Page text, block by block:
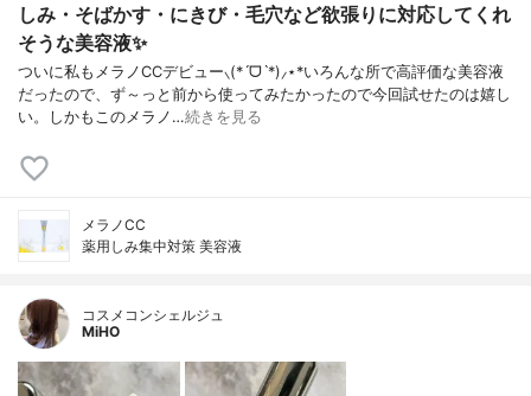
しみ・そばかす・にきび・毛穴など欲張りに対応してくれ
そうな美容液✨
ついに私もメラノCCデビュー⸜(*ˊᗜˋ*)⸝⋆*いろんな所で高評価な美容液
だったので、ず～っと前から使ってみたかったので今回試せたのは嬉し
い。しかもこのメラノ…続きを見る
メラノCC
薬用しみ集中対策 美容液
コスメコンシェルジュ
MiHO